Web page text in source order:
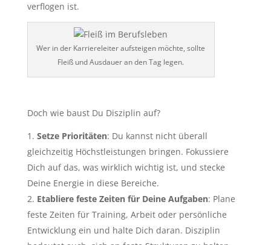
verflogen ist.
Wer in der Karriereleiter aufsteigen möchte, sollte
Fleiß und Ausdauer an den Tag legen.
Doch wie baust Du Disziplin auf?
Setze Prioritäten: Du kannst nicht überall
gleichzeitig Höchstleistungen bringen. Fokussiere
Dich auf das, was wirklich wichtig ist, und stecke
Deine Energie in diese Bereiche.
Etabliere feste Zeiten für Deine Aufgaben: Plane
feste Zeiten für Training, Arbeit oder persönliche
Entwicklung ein und halte Dich daran. Disziplin